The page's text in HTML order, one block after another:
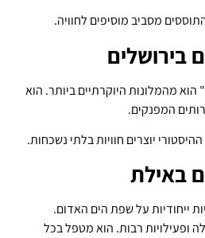
מסביב מוסיפים לחוויה.
בירושלים
מהמלונות היוקרתיים ביותר. הוא
המפנקים.
יוצרים חוויות בלתי נשכחות.
באילת
ייחודיות על שפת הים האדום.
ופעילויות רבות. הוא מטפל בכל